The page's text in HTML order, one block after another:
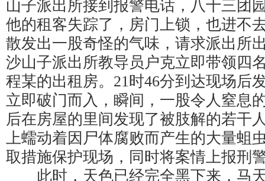
山子派出所接到报警电话，八十三团
他的租客失踪了，房门上锁，也进不
散发出一股奇怪的气味，请求派出所
沙山子派出所教导员户克立即带领四
程某的出租房。21时46分到达现场后
立即破门而入，瞬间，一股令人窒息
后在房屋的里间发现了被肢解的若干
上蠕动着因尸体腐败而产生的大量蛆
取措施保护现场，同时将案情上报刑
此时，天色已经完全黑下来，马